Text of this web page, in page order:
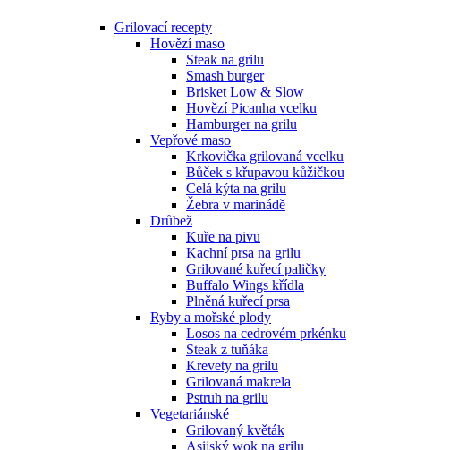
Grilovací recepty
Hovězí maso
Steak na grilu
Smash burger
Brisket Low & Slow
Hovězí Picanha vcelku
Hamburger na grilu
Vepřové maso
Krkovička grilovaná vcelku
Bůček s křupavou kůžičkou
Celá kýta na grilu
Žebra v marinádě
Drůbež
Kuře na pivu
Kachní prsa na grilu
Grilované kuřecí paličky
Buffalo Wings křídla
Plněná kuřecí prsa
Ryby a mořské plody
Losos na cedrovém prkénku
Steak z tuňáka
Krevety na grilu
Grilovaná makrela
Pstruh na grilu
Vegetariánské
Grilovaný květák
Asijský wok na grilu